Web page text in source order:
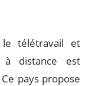
télétravail et
à distance est
pays propose